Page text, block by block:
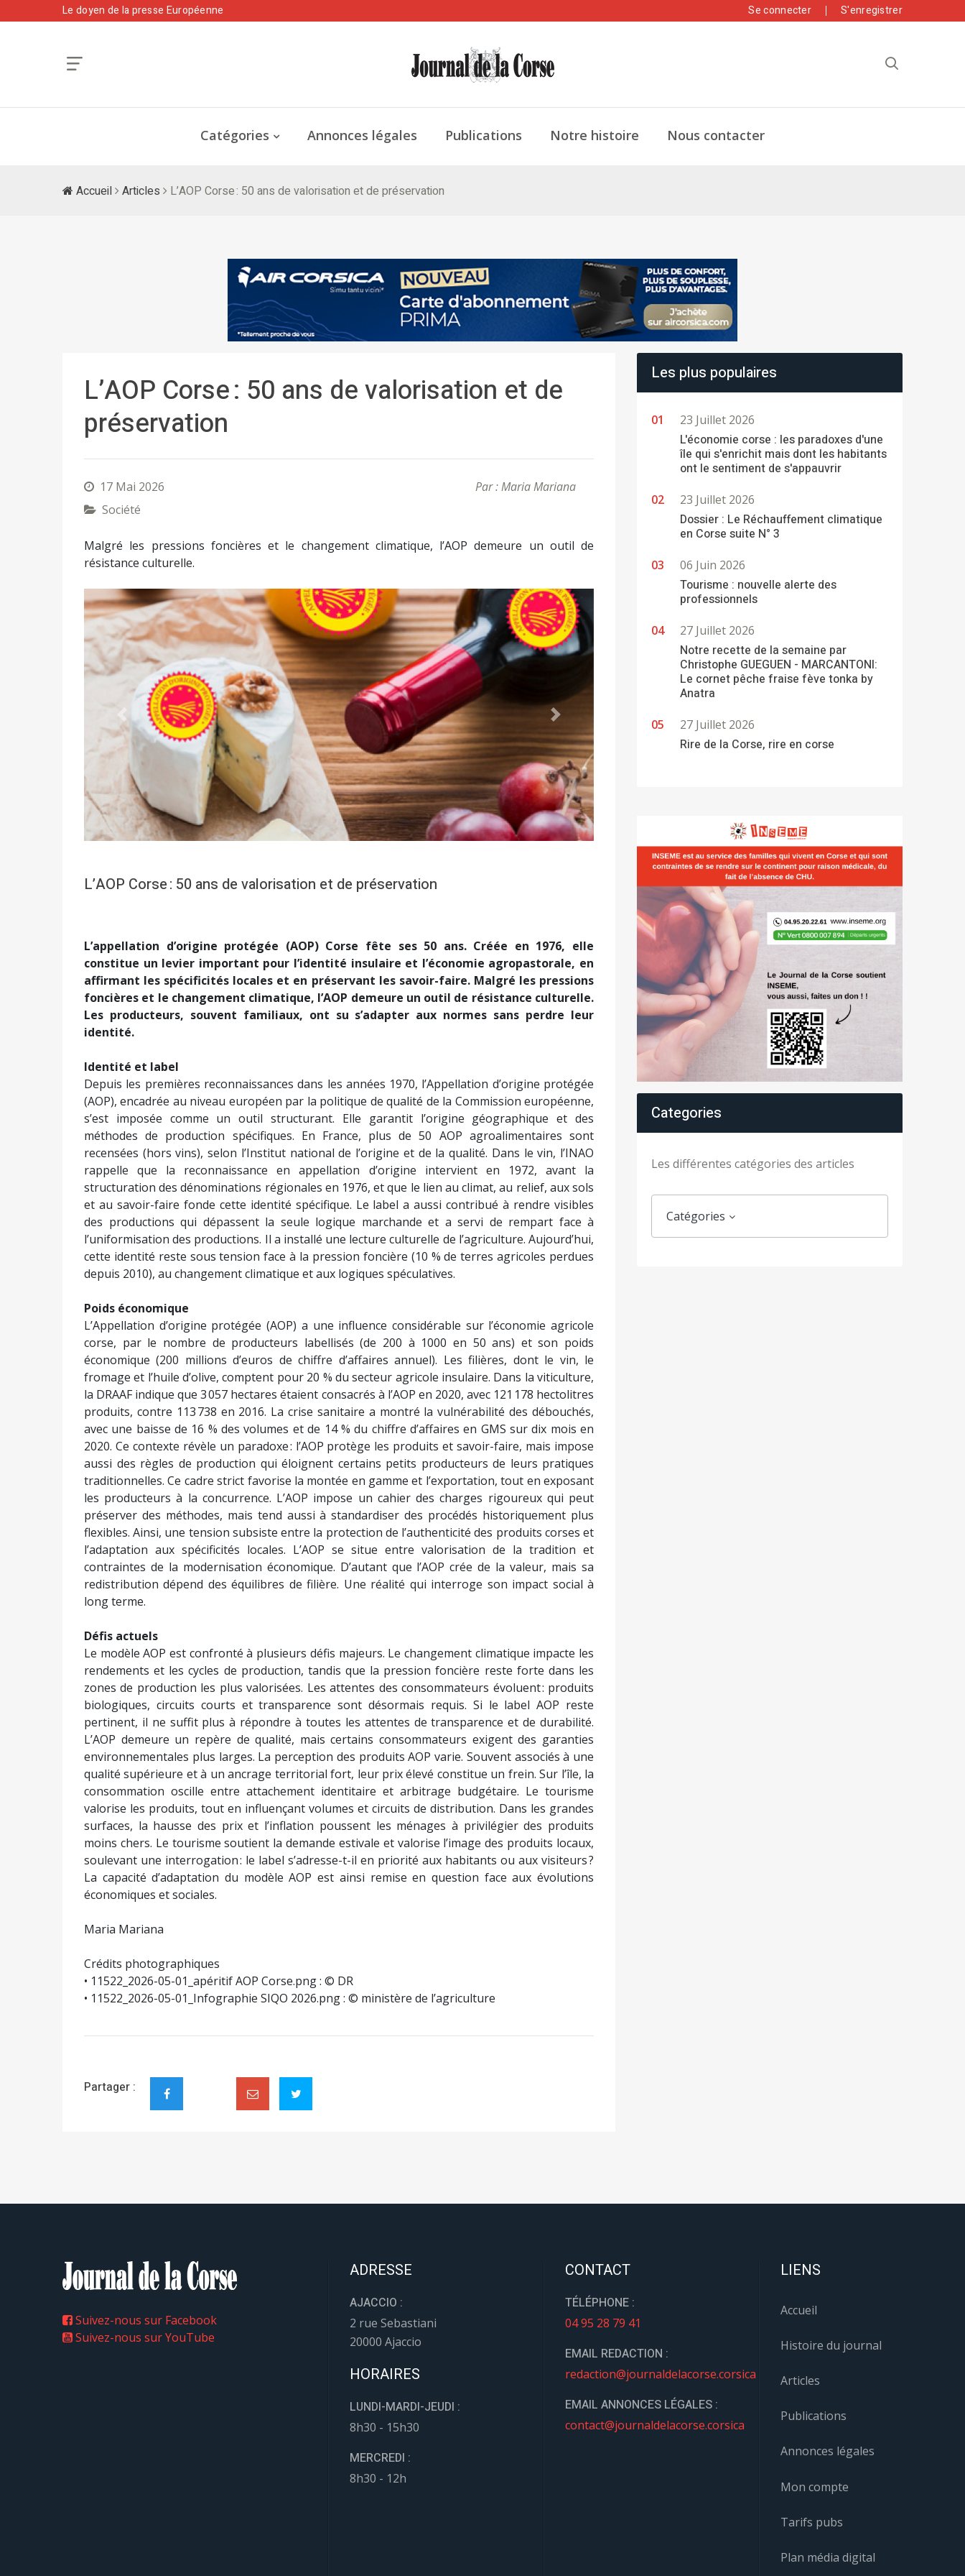
Le doyen de la presse Européenne Se connecter S'enregistrer
Catégories Annonces légales Publications Notre histoire Nous contacter
Accueil Articles L’AOP Corse : 50 ans de valorisation et de préservation
L’AOP Corse : 50 ans de valorisation et de
préservation
17 Mai 2026
Par : Maria Mariana
Société
Malgré les pressions foncières et le changement climatique, l’AOP demeure un outil de
résistance culturelle.
Précédent Suivant
L’AOP Corse : 50 ans de valorisation et de préservation
L’appellation d’origine protégée (AOP) Corse fête ses 50 ans. Créée en 1976, elle
constitue un levier important pour l’identité insulaire et l’économie agropastorale, en
affirmant les spécificités locales et en préservant les savoir-faire. Malgré les pressions
foncières et le changement climatique, l’AOP demeure un outil de résistance culturelle.
Les producteurs, souvent familiaux, ont su s’adapter aux normes sans perdre leur
identité.
Identité et label
Depuis les premières reconnaissances dans les années 1970, l’Appellation d’origine protégée
(AOP), encadrée au niveau européen par la politique de qualité de la Commission européenne,
s’est imposée comme un outil structurant. Elle garantit l’origine géographique et des
méthodes de production spécifiques. En France, plus de 50 AOP agroalimentaires sont
recensées (hors vins), selon l’Institut national de l’origine et de la qualité. Dans le vin, l’INAO
rappelle que la reconnaissance en appellation d’origine intervient en 1972, avant la
structuration des dénominations régionales en 1976, et que le lien au climat, au relief, aux sols
et au savoir-faire fonde cette identité spécifique. Le label a aussi contribué à rendre visibles
des productions qui dépassent la seule logique marchande et a servi de rempart face à
l’uniformisation des productions. Il a installé une lecture culturelle de l’agriculture. Aujourd’hui,
cette identité reste sous tension face à la pression foncière (10 % de terres agricoles perdues
depuis 2010), au changement climatique et aux logiques spéculatives.
Poids économique
L’Appellation d’origine protégée (AOP) a une influence considérable sur l’économie agricole
corse, par le nombre de producteurs labellisés (de 200 à 1000 en 50 ans) et son poids
économique (200 millions d’euros de chiffre d’affaires annuel). Les filières, dont le vin, le
fromage et l’huile d’olive, comptent pour 20 % du secteur agricole insulaire. Dans la viticulture,
la DRAAF indique que 3 057 hectares étaient consacrés à l’AOP en 2020, avec 121 178 hectolitres
produits, contre 113 738 en 2016. La crise sanitaire a montré la vulnérabilité des débouchés,
avec une baisse de 16 % des volumes et de 14 % du chiffre d’affaires en GMS sur dix mois en
2020. Ce contexte révèle un paradoxe : l’AOP protège les produits et savoir-faire, mais impose
aussi des règles de production qui éloignent certains petits producteurs de leurs pratiques
traditionnelles. Ce cadre strict favorise la montée en gamme et l’exportation, tout en exposant
les producteurs à la concurrence. L’AOP impose un cahier des charges rigoureux qui peut
préserver des méthodes, mais tend aussi à standardiser des procédés historiquement plus
flexibles. Ainsi, une tension subsiste entre la protection de l’authenticité des produits corses et
l’adaptation aux spécificités locales. L’AOP se situe entre valorisation de la tradition et
contraintes de la modernisation économique. D’autant que l’AOP crée de la valeur, mais sa
redistribution dépend des équilibres de filière. Une réalité qui interroge son impact social à
long terme.
Défis actuels
Le modèle AOP est confronté à plusieurs défis majeurs. Le changement climatique impacte les
rendements et les cycles de production, tandis que la pression foncière reste forte dans les
zones de production les plus valorisées. Les attentes des consommateurs évoluent : produits
biologiques, circuits courts et transparence sont désormais requis. Si le label AOP reste
pertinent, il ne suffit plus à répondre à toutes les attentes de transparence et de durabilité.
L’AOP demeure un repère de qualité, mais certains consommateurs exigent des garanties
environnementales plus larges. La perception des produits AOP varie. Souvent associés à une
qualité supérieure et à un ancrage territorial fort, leur prix élevé constitue un frein. Sur l’île, la
consommation oscille entre attachement identitaire et arbitrage budgétaire. Le tourisme
valorise les produits, tout en influençant volumes et circuits de distribution. Dans les grandes
surfaces, la hausse des prix et l’inflation poussent les ménages à privilégier des produits
moins chers. Le tourisme soutient la demande estivale et valorise l’image des produits locaux,
soulevant une interrogation : le label s’adresse-t-il en priorité aux habitants ou aux visiteurs ?
La capacité d’adaptation du modèle AOP est ainsi remise en question face aux évolutions
économiques et sociales.
Maria Mariana
Crédits photographiques
• 11522_2026-05-01_apéritif AOP Corse.png : © DR
• 11522_2026-05-01_Infographie SIQO 2026.png : © ministère de l’agriculture
Partager :
Les plus populaires
23 Juillet 2026
L'économie corse : les paradoxes d'une
île qui s'enrichit mais dont les habitants
ont le sentiment de s'appauvrir
23 Juillet 2026
Dossier : Le Réchauffement climatique
en Corse suite N° 3
06 Juin 2026
Tourisme : nouvelle alerte des
professionnels
27 Juillet 2026
Notre recette de la semaine par
Christophe GUEGUEN - MARCANTONI:
Le cornet pêche fraise fève tonka by
Anatra
27 Juillet 2026
Rire de la Corse, rire en corse
Categories
Les différentes catégories des articles
Catégories
Suivez-nous sur Facebook
Suivez-nous sur YouTube
ADRESSE
AJACCIO :
2 rue Sebastiani
20000 Ajaccio
HORAIRES
LUNDI-MARDI-JEUDI :
8h30 - 15h30
MERCREDI :
8h30 - 12h
CONTACT
TÉLÉPHONE :
04 95 28 79 41
EMAIL REDACTION :
redaction@journaldelacorse.corsica
EMAIL ANNONCES LÉGALES :
contact@journaldelacorse.corsica
LIENS
Accueil
Histoire du journal
Articles
Publications
Annonces légales
Mon compte
Tarifs pubs
Plan média digital